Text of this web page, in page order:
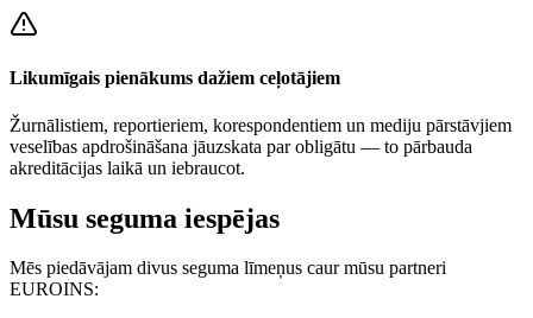
Likumīgais pienākums dažiem ceļotājiem
Žurnālistiem, reportieriem, korespondentiem un mediju pārstāvjiem
veselības apdrošināšana jāuzskata par obligātu — to pārbauda
akreditācijas laikā un iebraucot.
Mūsu seguma iespējas
Mēs piedāvājam divus seguma līmeņus caur mūsu partneri
EUROINS: